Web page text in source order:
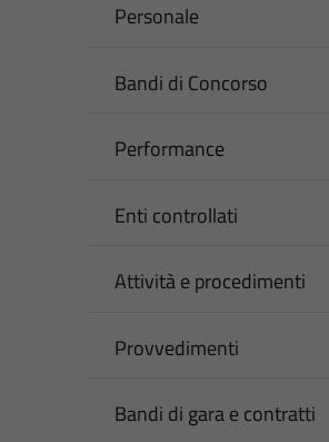
Personale
Bandi di Concorso
Performance
Enti controllati
Attività e procedimenti
Provvedimenti
Bandi di gara e contratti